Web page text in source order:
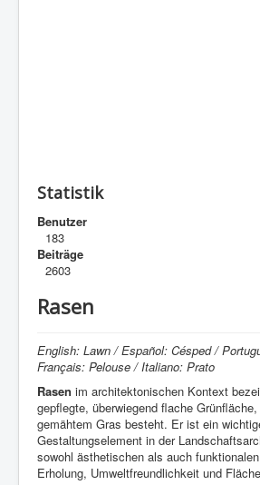
Statistik
Benutzer
183
Beiträge
2603
Rasen
English: Lawn / Español: Césped /
Français: Pelouse / Italiano: Prato
Rasen im architektonischen Kontext
gepflegte, überwiegend flache
gemähtem Gras besteht. Er ist ein
Gestaltungselement in der
sowohl ästhetischen als auch
Erholung, Umweltfreundlichkeit und